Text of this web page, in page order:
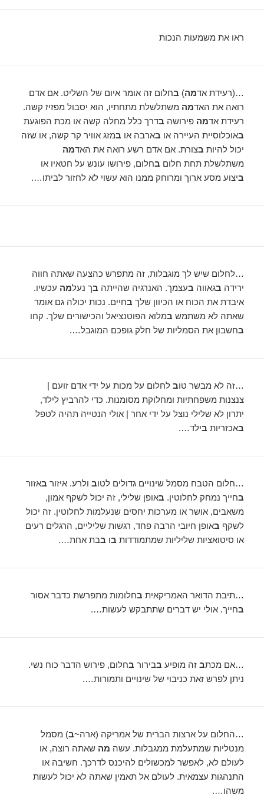
ראו את משמעות הנכות
…(רעידת אדמה) בחלום זה אומר איום של השליט. אם אדם
רואה את האדמה משתלשלת מתחתיו, הוא יסבול מפזיז קשה.
רעידת אדמה פירושה בדרך כלל מחלה קשה או מכת הפוגעת
באוכלוסיית העיירה או בארבה או במזג אוויר קר קשה, או שזה
יכול להיות בצורת. אם אדם רשע רואה את האדמה
משתלשלת תחת חלום בחלום, פירושו עונש על חטאיו או
ביצוע מסע ארוך ומרוחק ממנו הוא עשוי לא לחזור לביתו….
…לחלום שיש לך מוגבלות, זה מתפרש כהצעה שאתה חווה
ירידה בגאווה בעצמך. האנרגיה שהייתה בך נעלמה עכשיו.
איבדת את הכוח או הכיוון שלך בחיים. נכות יכולה גם אומר
שאתה לא משתמש במלוא הפוטנציאל והכישורים שלך. קחו
בחשבון את הסמליות של חלק גופכם המוגבל….
…זה לא מבשר טוב לחלום על מכות על ידי אדם זועם |
צנצנות משפחתיות ומחלוקת מסומנות. כדי להרביץ לילד,
יתרון לא שלילי נוצל על ידי אחר | אולי הנטייה תהיה לטפל
באכזריות בילד….
…חלום הטבח מסמל שינויים גדולים לטוב ולרע. איזור באזור
בחייך נמחק לחלוטין. באופן שלילי, זה יכול לשקף אמון,
משאבים, אושר או מערכות יחסים שנעלמות לחלוטין. זה יכול
לשקף באופן חיובי הרבה פחד, רגשות שליליים, הרגלים רעים
או סיטואציות שליליות שמתמודדות בו בבת אחת….
…תיבת הדואר האמריקאית בחלומות מתפרשת כדבר אסור
בחייך. אולי יש דברים שתתבקש לעשות….
…אם מכתב זה מופיע בבירור בחלום, פירוש הדבר כוח נשי.
ניתן לפרש זאת כניבוי של שינויים ותמורות….
…החלום על ארצות הברית של אמריקה (ארה~ב) מסמל
מנטליות שמתעלמת ממגבלות. עשה מה שאתה רוצה, או
לעולם לא, לאפשר למכשולים להיכנס לדרכך. חשיבה או
התנהגות עצמאית. לעולם אל תאמין שאתה לא יכול לעשות
משהו….